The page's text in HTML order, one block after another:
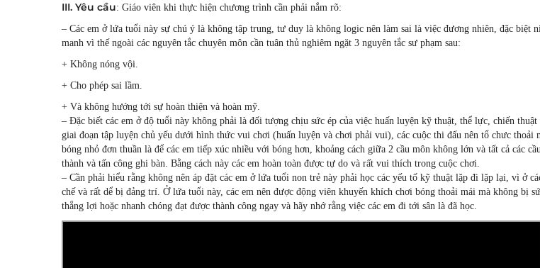
III. Yêu cầu: Giáo viên khi thực hiện chương trình cần phải nắm rõ:
– Các em ở lứa tuổi này sự chú ý là không tập trung, tư duy là không logic nên làm sai là việc đương nhiên, đặc biệt
manh vì thế ngoài các nguyên tắc chuyên môn cần tuân thủ nghiêm ngặt 3 nguyên tắc sư phạm sau:
+ Không nóng vội.
+ Cho phép sai lầm.
+ Và không hướng tới sự hoàn thiện và hoàn mỹ.
– Đặc biết các em ở độ tuổi này không phải là đối tượng chịu sức ép của việc huấn luyện kỹ thuật, thể lực, chiến
giai đoạn tập luyện chủ yếu dưới hình thức vui chơi (huấn luyện và chơi phải vui), các cuộc thi đấu nên tổ chưc thoải
bóng nhỏ đơn thuần là để các em tiếp xúc nhiều với bóng hơn, khoảng cách giữa 2 cầu môn không lớn và tất cả các
thành và tấn công ghi bàn. Bằng cách này các em hoàn toàn được tự do và rất vui thích trong cuộc chơi.
– Cần phải hiểu rằng không nên áp đặt các em ở lứa tuổi non trẻ này phải học các yếu tố kỹ thuật lặp đi lặp lại, vì ở
chế và rất dể bị đảng trí. Ở lứa tuổi này, các em nên được động viên khuyến khích chơi bóng thoải mái mà không bị
thắng lợi hoặc nhanh chóng đạt được thành công ngay và hãy nhớ rằng việc các em đi tới sân là đã học.